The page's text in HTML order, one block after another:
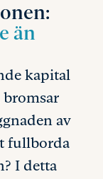
än
kapital
av
fullborda
I detta